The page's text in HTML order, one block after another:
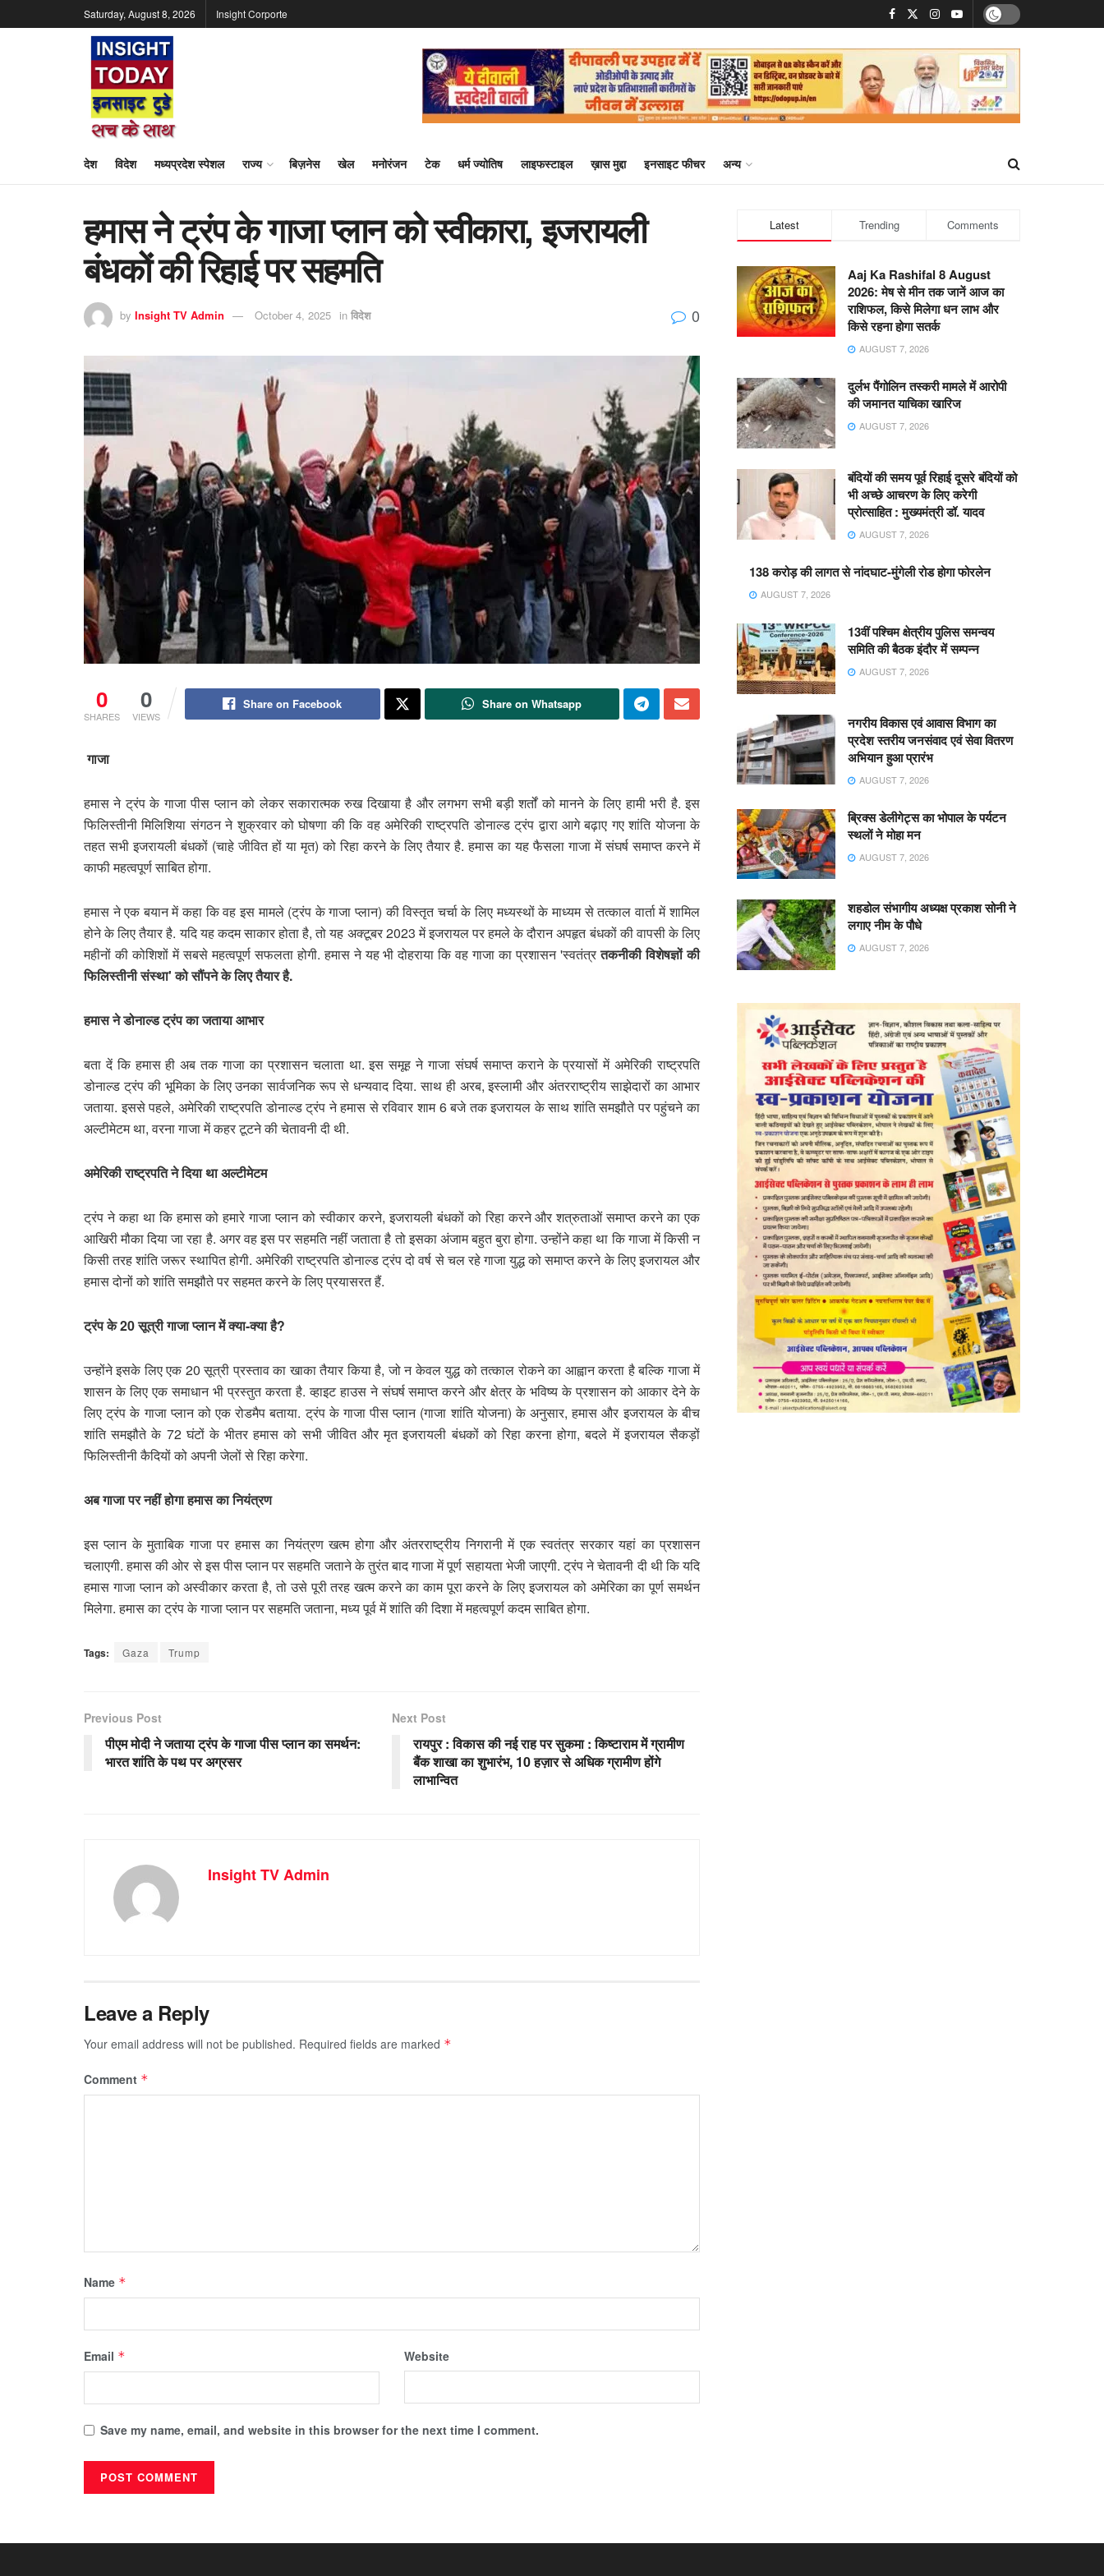
Saturday, August 8, 2026 Insight Corporte
देश विदेश मध्यप्रदेश स्पेशल राज्य बिज़नेस खेल मनोरंजन टेक धर्म ज्योतिष लाइफस्टाइल ख़ास मुद्दा इनसाइट फीचर अन्य
हमास ने ट्रंप के गाजा प्लान को स्वीकारा, इजरायली
बंधकों की रिहाई पर सहमति
by Insight TV Admin October 4, 2025 in विदेश 0
0
SHARES
0
VIEWS
Share on Facebook Share on Whatsapp
गाजा
हमास ने ट्रंप के गाजा पीस प्लान को लेकर सकारात्मक रुख दिखाया है और लगभग सभी बड़ी शर्तों को मानने के लिए हामी भरी है. ​इस
फिलिस्तीनी मिलिशिया संगठन ने शुक्रवार को घोषणा की कि वह अमेरिकी राष्ट्रपति डोनाल्ड ट्रंप द्वारा आगे बढ़ाए गए शांति योजना के
तहत सभी इजरायली बंधकों (चाहे जीवित हों या मृत) को रिहा करने के लिए तैयार है. हमास का यह फैसला गाजा में संघर्ष समाप्त करने में
काफी महत्वपूर्ण साबित होगा.
हमास ने एक बयान में कहा कि वह इस मामले (ट्रंप के गाजा प्लान) की विस्तृत चर्चा के लिए मध्यस्थों के माध्यम से तत्काल वार्ता में शामिल
होने के लिए तैयार है. यदि यह कदम साकार होता है, तो यह अक्टूबर 2023 में इजरायल पर हमले के दौरान अपहृत बंधकों की वापसी के लिए
महीनों की कोशिशों में सबसे महत्वपूर्ण सफलता होगी. हमास ने यह भी दोहराया कि वह गाजा का प्रशासन 'स्वतंत्रतकनीकी विशेषज्ञों की
फिलिस्तीनी संस्था' को सौंपने के लिए तैयार है.
हमास ने डोनाल्ड ट्रंप का जताया आभार
बता दें कि हमास ही अब तक गाजा का प्रशासन चलाता था. इस समूह ने गाजा संघर्ष समाप्त कराने के प्रयासों में अमेरिकी राष्ट्रपति
डोनाल्ड ट्रंप की भूमिका के लिए उनका सार्वजनिक रूप से धन्यवाद दिया. साथ ही अरब, इस्लामी और अंतरराष्ट्रीय साझेदारों का आभार
जताया. इससे पहले, अमेरिकी राष्ट्रपति डोनाल्ड ट्रंप ने हमास से रविवार शाम 6 बजे तक इजरायल के साथ शांति समझौते पर पहुंचने का
अल्टीमेटम था, वरना गाजा में कहर टूटने की चेतावनी दी थी.
अमेरिकी राष्ट्रपति ने दिया था अल्टीमेटम
ट्रंप ने कहा था कि हमास को हमारे गाजा प्लान को स्वीकार करने, इजरायली बंधकों को रिहा करने और शत्रुताओं समाप्त करने का एक
आखिरी मौका दिया जा रहा है. अगर वह इस पर सहमति नहीं जताता है तो इसका अंजाम बहुत बुरा होगा. उन्होंने कहा था कि गाजा में किसी न
किसी तरह शांति जरूर स्थापित होगी. अमेरिकी राष्ट्रपति डोनाल्ड ट्रंप दो वर्ष से चल रहे गाजा युद्ध को समाप्त करने के लिए इजरायल और
हमास दोनों को शांति समझौते पर सहमत करने के लिए प्रयासरत हैं.
ट्रंप के 20 सूत्री गाजा प्लान में क्या-क्या है?
उन्होंने इसके लिए एक 20 सूत्री प्रस्ताव का खाका तैयार किया है, जो न केवल युद्ध को तत्काल रोकने का आह्वान करता है बल्कि गाजा में
शासन के लिए एक समाधान भी प्रस्तुत करता है. व्हाइट हाउस ने संघर्ष समाप्त करने और क्षेत्र के भविष्य के प्रशासन को आकार देने के
लिए ट्रंप के गाजा प्लान को एक रोडमैप बताया. ट्रंप के गाजा पीस प्लान (गाजा शांति योजना) के अनुसार, हमास और इजरायल के बीच
शांति समझौते के 72 घंटों के भीतर हमास को सभी जीवित और मृत इजरायली बंधकों को रिहा करना होगा, बदले में इजरायल सैकड़ों
फिलिस्तीनी कैदियों को अपनी जेलों से रिहा करेगा.
अब गाजा पर नहीं होगा हमास का नियंत्रण
इस प्लान के मुताबिक गाजा पर हमास का नियंत्रण खत्म होगा और अंतरराष्ट्रीय निगरानी में एक स्वतंत्र सरकार यहां का प्रशासन
चलाएगी. हमास की ओर से इस पीस प्लान पर सहमति जताने के तुरंत बाद गाजा में पूर्ण सहायता भेजी जाएगी. ट्रंप ने चेतावनी दी थी कि यदि
हमास गाजा प्लान को अस्वीकार करता है, तो उसे पूरी तरह खत्म करने का काम पूरा करने के लिए इजरायल को अमेरिका का पूर्ण समर्थन
मिलेगा. हमास का ट्रंप के गाजा प्लान पर सहमति जताना, मध्य पूर्व में शांति की दिशा में महत्वपूर्ण कदम साबित होगा.
Tags: Gaza Trump
Previous Post
पीएम मोदी ने जताया ट्रंप के गाजा पीस प्लान का समर्थन:
भारत शांति के पथ पर अग्रसर
Next Post
रायपुर : विकास की नई राह पर सुकमा : किष्टाराम में ग्रामीण
बैंक शाखा का शुभारंभ, 10 हज़ार से अधिक ग्रामीण होंगे
लाभान्वित
Insight TV Admin
Leave a Reply
Your email address will not be published. Required fields are marked *
Comment *
Name *
Email * Website
Save my name, email, and website in this browser for the next time I comment.
Latest Trending Comments
Aaj Ka Rashifal 8 August
2026: मेष से मीन तक जानें आज का
राशिफल, किसे मिलेगा धन लाभ और
किसे रहना होगा सतर्क
AUGUST 7, 2026
दुर्लभ पैंगोलिन तस्करी मामले में आरोपी
की जमानत याचिका खारिज
AUGUST 7, 2026
बंदियों की समय पूर्व रिहाई दूसरे बंदियों को
भी अच्छे आचरण के लिए करेगी
प्रोत्साहित : मुख्यमंत्री डॉ. यादव
AUGUST 7, 2026
138 करोड़ की लागत से नांदघाट-मुंगेली रोड होगा फोरलेन
AUGUST 7, 2026
13वीं पश्चिम क्षेत्रीय पुलिस समन्वय
समिति की बैठक इंदौर में सम्पन्न
AUGUST 7, 2026
नगरीय विकास एवं आवास विभाग का
प्रदेश स्तरीय जनसंवाद एवं सेवा वितरण
अभियान हुआ प्रारंभ
AUGUST 7, 2026
ब्रिक्स डेलीगेट्स का भोपाल के पर्यटन
स्थलों ने मोहा मन
AUGUST 7, 2026
शहडोल संभागीय अध्यक्ष प्रकाश सोनी ने
लगाए नीम के पौधे
AUGUST 7, 2026